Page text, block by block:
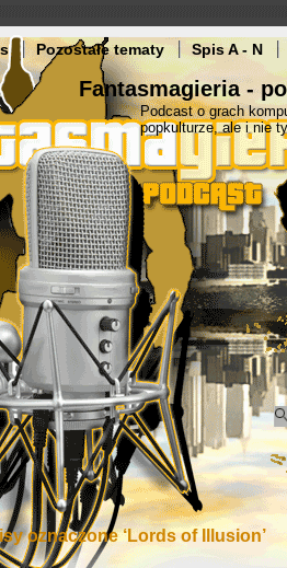
Pozostałe tematy Spis A - N
Fantasmagieria -
Podcast o grach
popkulturze, ale i nie
oznaczone ‘Lords of Illusion’